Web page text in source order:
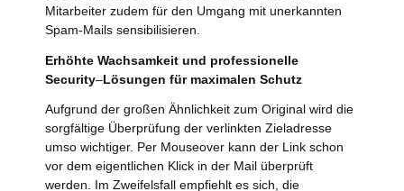
Mitarbeiter zudem für den Umgang mit unerkannten
Spam-Mails sensibilisieren.
Erhöhte Wachsamkeit und professionelle
Security–Lösungen für maximalen Schutz
Aufgrund der großen Ähnlichkeit zum Original wird die
sorgfältige Überprüfung der verlinkten Zieladresse
umso wichtiger. Per Mouseover kann der Link schon
vor dem eigentlichen Klick in der Mail überprüft
werden. Im Zweifelsfall empfiehlt es sich, die